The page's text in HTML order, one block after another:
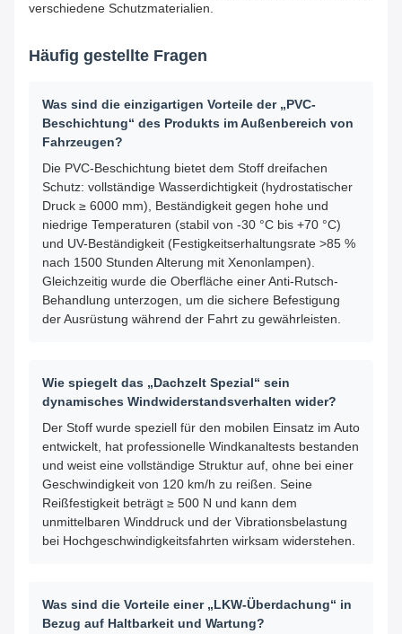
verschiedene Schutzmaterialien.
Häufig gestellte Fragen
Was sind die einzigartigen Vorteile der „PVC-
Beschichtung“ des Produkts im Außenbereich von
Fahrzeugen?
Die PVC-Beschichtung bietet dem Stoff dreifachen
Schutz: vollständige Wasserdichtigkeit (hydrostatischer
Druck ≥ 6000 mm), Beständigkeit gegen hohe und
niedrige Temperaturen (stabil von -30 °C bis +70 °C)
und UV-Beständigkeit (Festigkeitserhaltungsrate >85 %
nach 1500 Stunden Alterung mit Xenonlampen).
Gleichzeitig wurde die Oberfläche einer Anti-Rutsch-
Behandlung unterzogen, um die sichere Befestigung
der Ausrüstung während der Fahrt zu gewährleisten.
Wie spiegelt das „Dachzelt Spezial“ sein
dynamisches Windwiderstandsverhalten wider?
Der Stoff wurde speziell für den mobilen Einsatz im Auto
entwickelt, hat professionelle Windkanaltests bestanden
und weist eine vollständige Struktur auf, ohne bei einer
Geschwindigkeit von 120 km/h zu reißen. Seine
Reißfestigkeit beträgt ≥ 500 N und kann dem
unmittelbaren Winddruck und der Vibrationsbelastung
bei Hochgeschwindigkeitsfahrten wirksam widerstehen.
Was sind die Vorteile einer „LKW-Überdachung“ in
Bezug auf Haltbarkeit und Wartung?